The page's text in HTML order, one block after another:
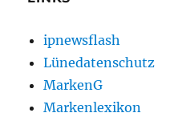
ipnewsflash
Lünedatenschutz
MarkenG
Markenlexikon